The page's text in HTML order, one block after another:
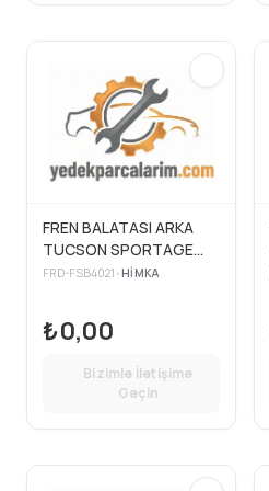
FREN BALATASI ARKA
TUCSON SPORTAGE
MAGENTIS MATRIX
PABUÇ GS8747
FRD-FSB4021 • HIMKA
₺0,00
Bizimle İletişime
Geçin